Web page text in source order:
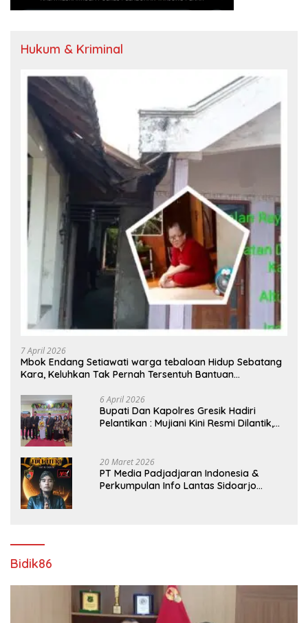
Hukum & Kriminal
7 April 2026
Mbok Endang Setiawati warga tebaloan Hidup Sebatang
Kara, Keluhkan Tak Pernah Tersentuh Bantuan
6 April 2026
​Bupati Dan Kapolres Gresik Hadiri
Pelantikan : Mujiani Kini Resmi Dilantik,
20 Maret 2026
PT Media Padjadjaran Indonesia &
Perkumpulan Info Lantas Sidoarjo
Bidik86